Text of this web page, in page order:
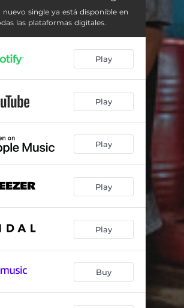
nuevo single ya está disponible en
las plataformas digitales.
Play
Play
Play
Play
Play
Buy